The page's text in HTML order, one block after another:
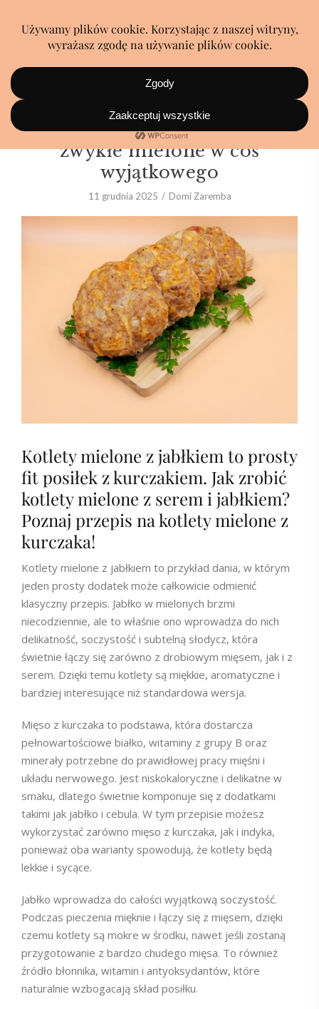
Ten jeden dodatek zmienia
zwykłe mielone w coś
wyjątkowego
11 grudnia 2025 Domi Zaremba
Kotlety mielone z jabłkiem to prosty
fit posiłek z kurczakiem. Jak zrobić
kotlety mielone z serem i jabłkiem?
Poznaj przepis na kotlety mielone z
kurczaka!
Kotlety mielone z jabłkiem to przykład dania, w którym
jeden prosty dodatek może całkowicie odmienić
klasyczny przepis. Jabłko w mielonych brzmi
niecodziennie, ale to właśnie ono wprowadza do nich
delikatność, soczystość i subtelną słodycz, która
świetnie łączy się zarówno z drobiowym mięsem, jak i z
serem. Dzięki temu kotlety są miękkie, aromatyczne i
bardziej interesujące niż standardowa wersja.
Mięso z kurczaka to podstawa, która dostarcza
pełnowartościowe białko, witaminy z grupy B oraz
minerały potrzebne do prawidłowej pracy mięśni i
układu nerwowego. Jest niskokaloryczne i delikatne w
smaku, dlatego świetnie komponuje się z dodatkami
takimi jak jabłko i cebula. W tym przepisie możesz
wykorzystać zarówno mięso z kurczaka, jak i indyka,
ponieważ oba warianty spowodują, że kotlety będą
lekkie i sycące.
Jabłko wprowadza do całości wyjątkową soczystość.
Podczas pieczenia mięknie i łączy się z mięsem, dzięki
czemu kotlety są mokre w środku, nawet jeśli zostaną
przygotowanie z bardzo chudego mięsa. To również
źródło błonnika, witamin i antyoksydantów, które
naturalnie wzbogacają skład posiłku.